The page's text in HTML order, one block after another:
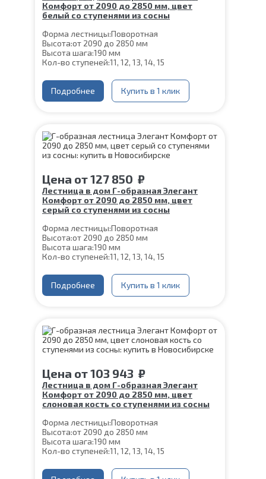
Комфорт от 2090 до 2850 мм, цвет
белый со ступенями из сосны
Форма лестницы:Поворотная
Высота:от 2090 до 2850 мм
Высота шага:190 мм
Кол-во ступеней:11, 12, 13, 14, 15
Глубина ступени:
300 мм
Материал каркаса:
Сталь
Конструкция:На двойном косоуре
Угол наклона: 39°
Срок гарантии (на металлокаркас):25 лет
Подробнее Купить в 1 клик
Цена от127 850 ₽
Лестница в дом Г-образная Элегант
Комфорт от 2090 до 2850 мм, цвет
серый со ступенями из сосны
Форма лестницы:Поворотная
Высота:от 2090 до 2850 мм
Высота шага:190 мм
Кол-во ступеней:11, 12, 13, 14, 15
Глубина ступени:
300 мм
Материал каркаса:
Сталь
Конструкция:На двойном косоуре
Угол наклона: 39°
Срок гарантии (на металлокаркас):25 лет
Подробнее Купить в 1 клик
Цена от103 943 ₽
Лестница в дом Г-образная Элегант
Комфорт от 2090 до 2850 мм, цвет
слоновая кость со ступенями из сосны
Форма лестницы:Поворотная
Высота:от 2090 до 2850 мм
Высота шага:190 мм
Кол-во ступеней:11, 12, 13, 14, 15
Глубина ступени:
300 мм